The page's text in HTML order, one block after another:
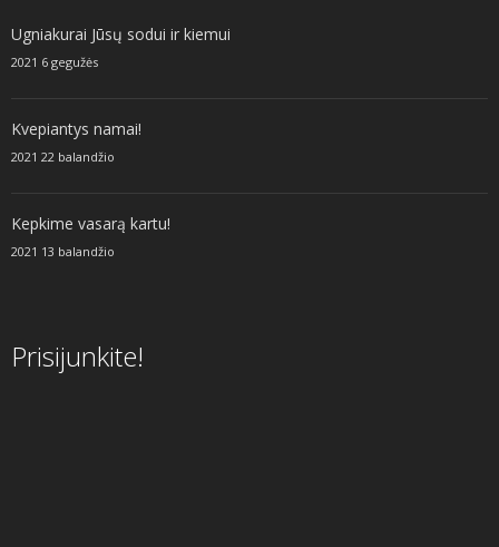
Ugniakurai Jūsų sodui ir kiemui
2021 6 gegužės
Kvepiantys namai!
2021 22 balandžio
Kepkime vasarą kartu!
2021 13 balandžio
Prisijunkite!